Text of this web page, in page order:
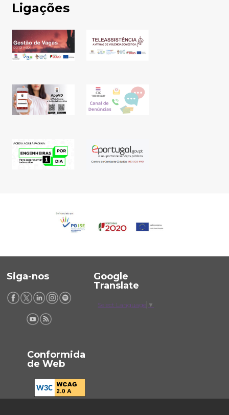
Ligações
Siga-nos
Google
Translate
Select Language ▼
Conformida
de Web